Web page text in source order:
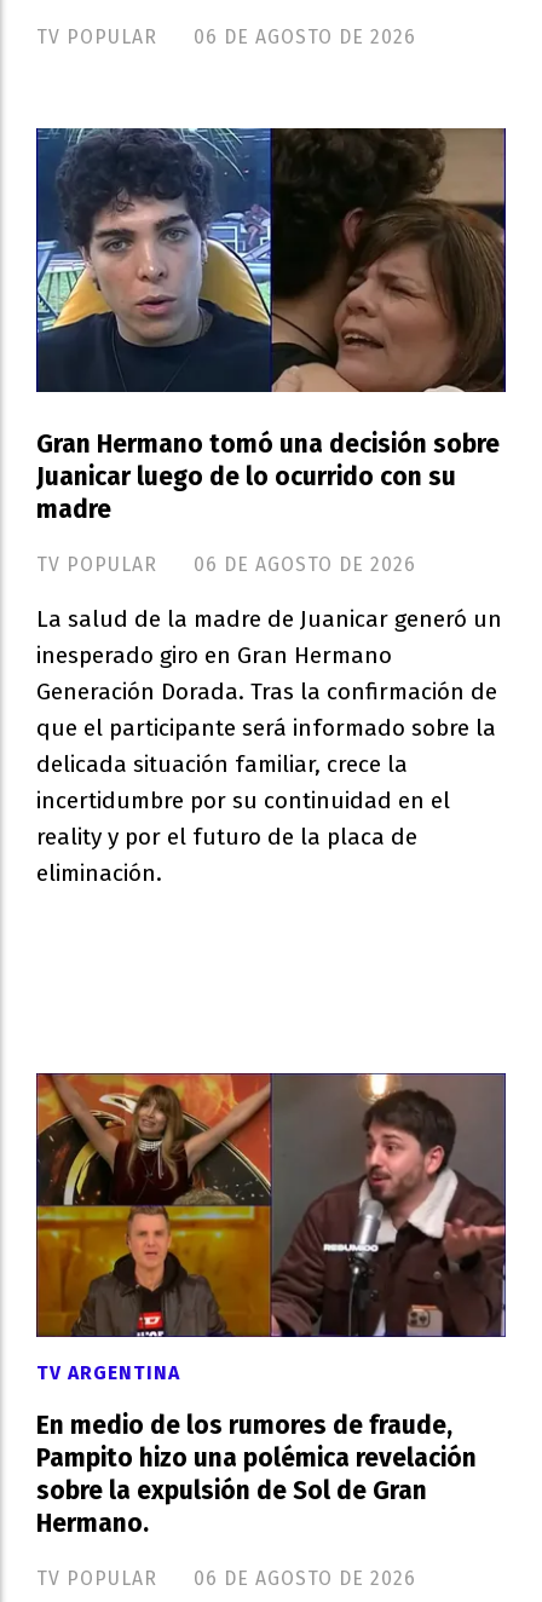
TV POPULAR 06 DE AGOSTO DE 2026
Gran Hermano tomó una decisión sobre
Juanicar luego de lo ocurrido con su
madre
TV POPULAR 06 DE AGOSTO DE 2026
La salud de la madre de Juanicar generó un
inesperado giro en Gran Hermano
Generación Dorada. Tras la confirmación de
que el participante será informado sobre la
delicada situación familiar, crece la
incertidumbre por su continuidad en el
reality y por el futuro de la placa de
eliminación.
En medio de los rumores de fraude,
Pampito hizo una polémica revelación
sobre la expulsión de Sol de Gran
Hermano.
TV POPULAR
TV ARGENTINA
06 DE AGOSTO DE 2026